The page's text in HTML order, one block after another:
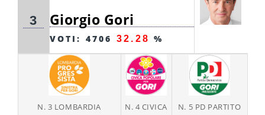
3 Giorgio Gori
VOTI: 4706 32.28%
N. 3 LOMBARDIA
N. 4 CIVICA
N. 5 PD PARTITO